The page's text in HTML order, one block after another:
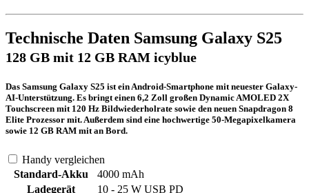
Technische Daten Samsung Galaxy S25
128 GB mit 12 GB RAM icyblue
Das Samsung Galaxy S25 ist ein Android-Smartphone mit neuester Galaxy-
AI-Unterstützung. Es bringt einen 6,2 Zoll großen Dynamic AMOLED 2X
Touchscreen mit 120 Hz Bildwiederholrate sowie den neuen Snapdragon 8
Elite Prozessor mit. Außerdem sind eine hochwertige 50-Megapixelkamera
sowie 12 GB RAM mit an Bord.
Handy vergleichen
Standard-Akku
4000 mAh
Ladegerät
10 - 25 W USB PD